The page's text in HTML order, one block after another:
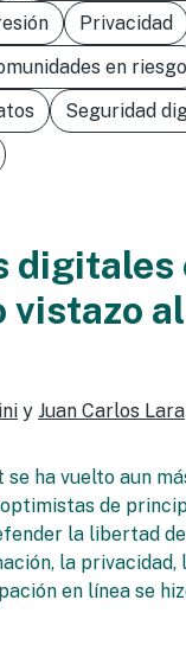
Privacidad
en riesgo
Seguridad
digitales
vistazo
y Juan Carlos Lara
se ha vuelto aun
de
la libertad
la privacidad,
en línea se